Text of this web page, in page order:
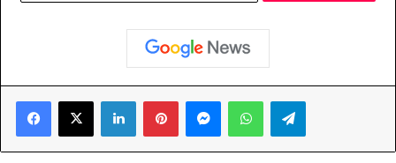
Facebook
X LinkedInPinterestMessengerWhatsAppTelegram